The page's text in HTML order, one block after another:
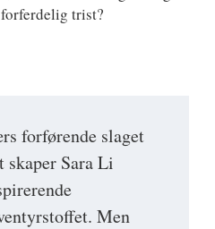
forførende slaget
Sara Li
Men
trist?